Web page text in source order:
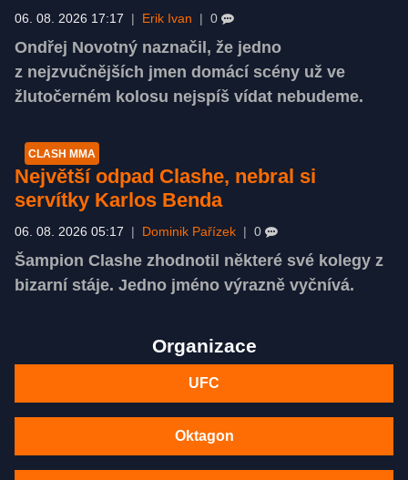
06. 08. 2026 17:17 Erik Ivan 0
Ondřej Novotný naznačil, že jedno
z nejzvučnějších jmen domácí scény už ve
žlutočerném kolosu nejspíš vídat nebudeme.
CLASH MMA
Největší odpad Clashe, nebral si
servítky Karlos Benda
06. 08. 2026 05:17 Dominik Pařízek 0
Šampion Clashe zhodnotil některé své kolegy z
bizarní stáje. Jedno jméno výrazně vyčnívá.
Organizace
UFC
Oktagon